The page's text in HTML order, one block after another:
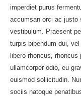
imperdiet purus
accumsan orci ac justo
vestibulum. Praesent
turpis bibendum dui,
libero rhoncus,
ullamcorper odio, eu
euismod sollicitudin.
sociis natoque